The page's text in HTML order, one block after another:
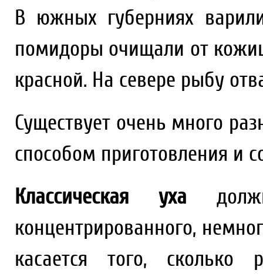
В южных губерниях
помидоры очищали от
красной. На севере рыбу
Существует очень много
способом приготовления и
Классическая уха
концентрированного,
касается того, сколько